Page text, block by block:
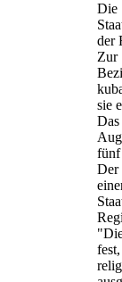
Die
der
Zur
sie
fünf
Der